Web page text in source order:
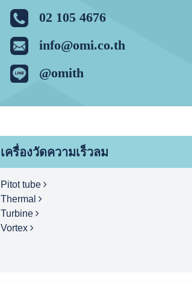
02 105 4676
info@omi.co.th
@omith
เครื่องวัดความเร็วลม
Pitot tube
Thermal
Turbine
Vortex